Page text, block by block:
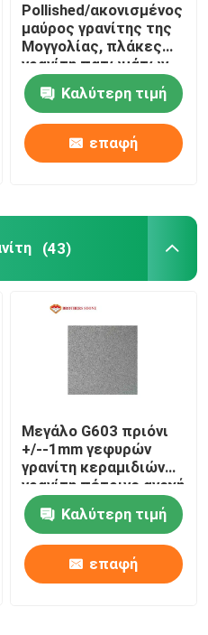
Pollished/ακονισμένος
μαύρος γρανίτης της
Μογγολίας, πλάκες
γρανίτη πατωμάτων
και ντεκόρ
Καλύτερη τιμή
επαφή
(43)
Μεγάλο G603 πριόνι
+/--1mm γεφυρών
γρανίτη κεραμιδιών
γρανίτη πέτρινο ανοχή
πάχους
Καλύτερη τιμή
επαφή